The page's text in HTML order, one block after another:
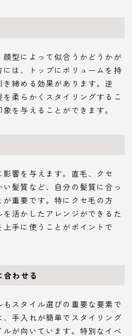
型によって似合うかどうかが
は、トップにボリュームを持
締める効果があります。逆
柔らかくスタイリングするこ
を与えることができます。
響を与えます。直毛、クセ
髪質など、自分の髪質に合っ
重要です。特にクセ毛の方
活かしたアレンジができるた
手に使うことがポイントで
わせる
スタイル選びの重要な要素で
手入れが簡単でスタイリング
が向いています。特別なイベ